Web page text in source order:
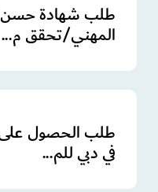
طلب شهادة حسن
المهني/تحقق م...
طلب الحصول
في دبي للم...